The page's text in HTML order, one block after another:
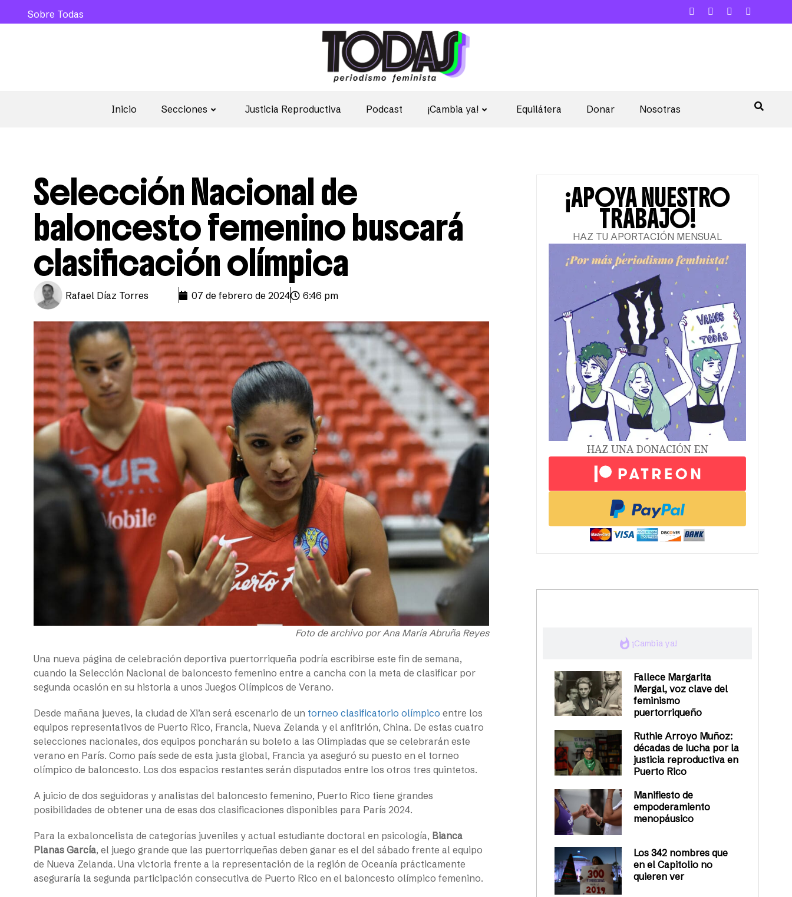
Inicio Secciones Justicia Reproductiva Podcast ¡Cambia ya! Equilátera Donar Nosotras
Sobre Todas
Selección Nacional de
baloncesto femenino buscará
clasificación olímpica
Rafael Díaz Torres 07 de febrero de 2024 6:46 pm
Foto de archivo por Ana María Abruña Reyes
Una nueva página de celebración deportiva puertorriqueña podría escribirse este fin de semana,
cuando la Selección Nacional de baloncesto femenino entre a cancha con la meta de clasificar por
segunda ocasión en su historia a unos Juegos Olímpicos de Verano.
Desde mañana jueves, la ciudad de Xi’an será escenario de un torneo clasificatorio olímpico entre los
equipos representativos de Puerto Rico, Francia, Nueva Zelanda y el anfitrión, China. De estas cuatro
selecciones nacionales, dos equipos poncharán su boleto a las Olimpiadas que se celebrarán este
verano en París. Como país sede de esta justa global, Francia ya aseguró su puesto en el torneo
olímpico de baloncesto. Los dos espacios restantes serán disputados entre los otros tres quintetos.
A juicio de dos seguidoras y analistas del baloncesto femenino, Puerto Rico tiene grandes
posibilidades de obtener una de esas dos clasificaciones disponibles para París 2024.
Para la exbaloncelista de categorías juveniles y actual estudiante doctoral en psicología, Bianca
Planas García, el juego grande que las puertorriqueñas deben ganar es el del sábado frente al equipo
de Nueva Zelanda. Una victoria frente a la representación de la región de Oceanía prácticamente
aseguraría la segunda participación consecutiva de Puerto Rico en el baloncesto olímpico femenino.
¡APOYA NUESTRO
TRABAJO!
HAZ TU APORTACIÓN MENSUAL
HAZ UNA DONACIÓN EN
whatshot ¡Cambia ya!
Fallece Margarita
Mergal, voz clave del
feminismo
puertorriqueño
Ruthie Arroyo Muñoz:
décadas de lucha por la
justicia reproductiva en
Puerto Rico
Manifiesto de
empoderamiento
menopáusico
Los 342 nombres que
en el Capitolio no
quieren ver